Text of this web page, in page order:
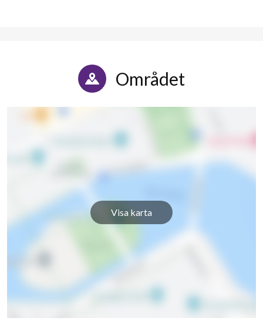
Området
Visa karta